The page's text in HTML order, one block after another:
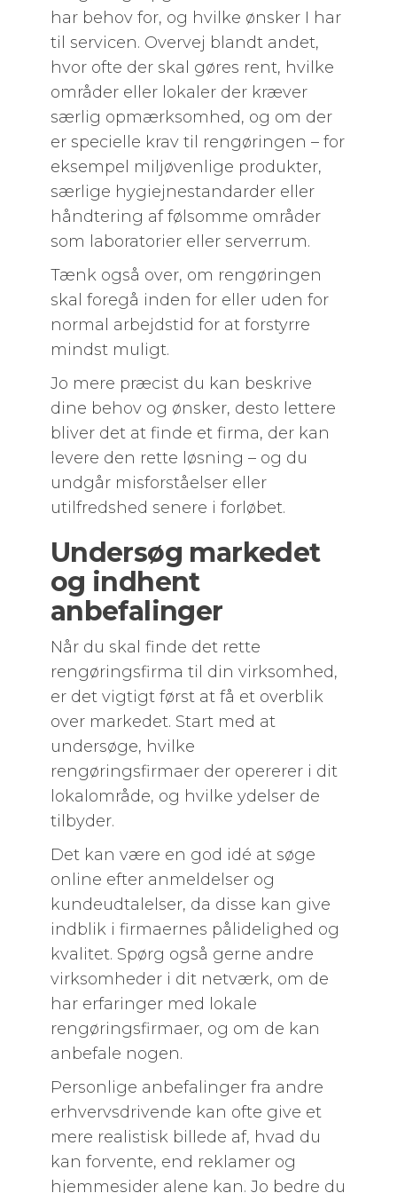
har behov for, og hvilke ønsker I har
til servicen. Overvej blandt andet,
hvor ofte der skal gøres rent, hvilke
områder eller lokaler der kræver
særlig opmærksomhed, og om der
er specielle krav til rengøringen – for
eksempel miljøvenlige produkter,
særlige hygiejnestandarder eller
håndtering af følsomme områder
som laboratorier eller serverrum.
Tænk også over, om rengøringen
skal foregå inden for eller uden for
normal arbejdstid for at forstyrre
mindst muligt.
Jo mere præcist du kan beskrive
dine behov og ønsker, desto lettere
bliver det at finde et firma, der kan
levere den rette løsning – og du
undgår misforståelser eller
utilfredshed senere i forløbet.
Undersøg markedet
og indhent
anbefalinger
Når du skal finde det rette
rengøringsfirma til din virksomhed,
er det vigtigt først at få et overblik
over markedet. Start med at
undersøge, hvilke
rengøringsfirmaer der opererer i dit
lokalområde, og hvilke ydelser de
tilbyder.
Det kan være en god idé at søge
online efter anmeldelser og
kundeudtalelser, da disse kan give
indblik i firmaernes pålidelighed og
kvalitet. Spørg også gerne andre
virksomheder i dit netværk, om de
har erfaringer med lokale
rengøringsfirmaer, og om de kan
anbefale nogen.
Personlige anbefalinger fra andre
erhvervsdrivende kan ofte give et
mere realistisk billede af, hvad du
kan forvente, end reklamer og
hjemmesider alene kan. Jo bedre du